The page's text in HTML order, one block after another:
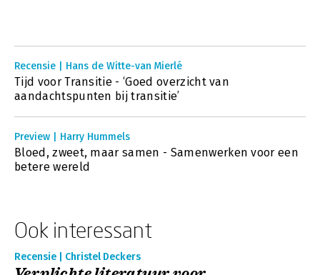
Recensie | Hans de Witte-van Mierlé
Tijd voor Transitie - ‘Goed overzicht van
aandachtspunten bij transitie’
Preview | Harry Hummels
Bloed, zweet, maar samen - Samenwerken voor een
betere wereld
Ook interessant
Recensie | Christel Deckers